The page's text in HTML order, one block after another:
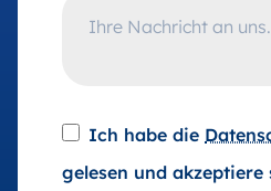
Ich habe die
gelesen und akzeptiere